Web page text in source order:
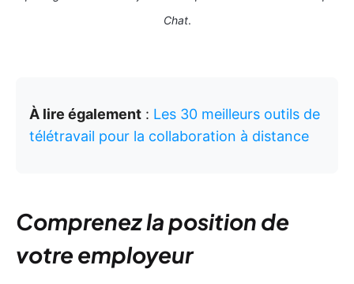
Chat.
À lire également : Les 30 meilleurs outils de
télétravail pour la collaboration à distance
Comprenez la position de
votre employeur